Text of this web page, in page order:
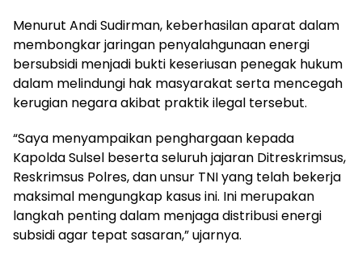
Menurut Andi Sudirman, keberhasilan aparat dalam
membongkar jaringan penyalahgunaan energi
bersubsidi menjadi bukti keseriusan penegak hukum
dalam melindungi hak masyarakat serta mencegah
kerugian negara akibat praktik ilegal tersebut.
“Saya menyampaikan penghargaan kepada
Kapolda Sulsel beserta seluruh jajaran Ditreskrimsus,
Reskrimsus Polres, dan unsur TNI yang telah bekerja
maksimal mengungkap kasus ini. Ini merupakan
langkah penting dalam menjaga distribusi energi
subsidi agar tepat sasaran,” ujarnya.